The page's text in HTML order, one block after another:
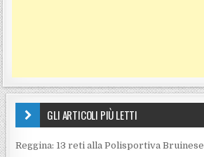
GLI ARTICOLI PIÙ LETTI
Reggina: 13 reti alla Polisportiva Bruinese